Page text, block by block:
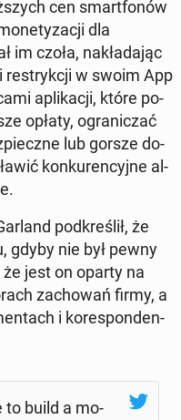
cen smart­fo­nów
dla
im czoła, na­kła­da­jąc
re­stryk­cji w swoim App
apli­ka­cji, które po­
opłaty, ogra­ni­czać
lub gorsze do­
kon­ku­ren­cyj­ne al­
pod­kre­ślił, że
gdyby nie był pewny
jest on oparty na
za­cho­wań firmy, a
i ko­re­spon­den­
to build a mo­